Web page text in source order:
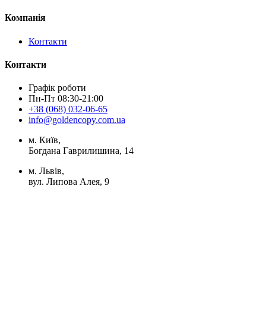
Компанія
Контакти
Контакти
Графік роботи
Пн-Пт 08:30-21:00
+38 (068) 032-06-65
info@goldencopy.com.ua
м. Київ,
Богдана Гаврилишина, 14
м. Львів,
вул. Липова Алея, 9